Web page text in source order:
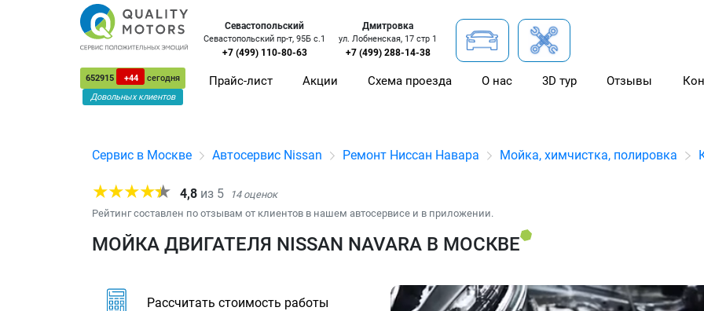
652915 +44
сегодня
Довольных клиентов
Севастопольский
Севастопольский пр-т, 95Б с.1
+7 (499) 110-80-63
Дмитровка
ул. Лобненская, 17 стр 1
+7 (499) 288-14-38
Прайс-лист Акции Схема проезда О нас 3D тур Отзывы
Сервис в Москве Автосервис Nissan Ремонт Ниссан Навара Мойка, химчистка, полировка
4,8 из 5 14оценок
Рейтинг составлен по отзывам от клиентов в нашем автосервисе и в приложении.
МОЙКА ДВИГАТЕЛЯ NISSAN NAVARA В МОСКВЕ
Рассчитать стоимость работы